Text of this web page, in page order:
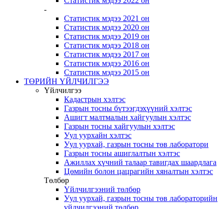
-
Статистик мэдээ 2021 он
Статистик мэдээ 2020 он
Статистик мэдээ 2019 он
Статистик мэдээ 2018 он
Статистик мэдээ 2017 он
Статистик мэдээ 2016 он
Статистик мэдээ 2015 он
ТӨРИЙН ҮЙЛЧИЛГЭЭ
Үйлчилгээ
Кадастрын хэлтэс
Газрын тосны бүтээгдэхүүний хэлтэс
Ашигт малтмалын хайгуулын хэлтэс
Газрын тосны хайгуулын хэлтэс
Уул уурхайн хэлтэс
Уул уурхай, газрын тосны төв лаборатори
Газрын тосны ашиглалтын хэлтэс
Ажиллах хүчний талаар тавигдах шаардлага
Цөмийн болон цацрагийн хяналтын хэлтэс
Төлбөр
Үйлчилгээний төлбөр
Уул уурхай, газрын тосны төв лабораторийн
үйлчилгээний төлбөр